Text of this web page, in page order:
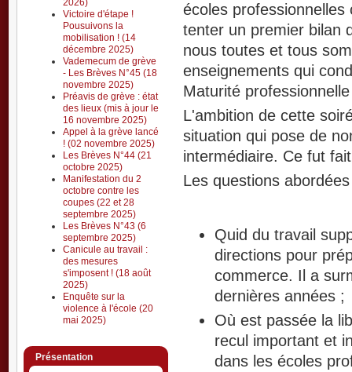
2026)
Victoire d'étape !
Pousuivons la
mobilisation ! (14
décembre 2025)
Vademecum de grève
- Les Brèves N°45 (18
novembre 2025)
Préavis de grève : état
des lieux (mis à jour le
16 novembre 2025)
Appel à la grève lancé
! (02 novembre 2025)
Les Brèves N°44 (21
octobre 2025)
Manifestation du 2
octobre contre les
coupes (22 et 28
septembre 2025)
Les Brèves N°43 (6
septembre 2025)
Canicule au travail :
des mesures
s'imposent ! (18 août
2025)
Enquête sur la
violence à l'école (20
mai 2025)
Présentation
écoles
tenter un premier bilan
nous toutes et tous
enseignements qui
Maturité
L'ambition de cette
situation qui pose de
intermédiaire. Ce fut
Les questions
Quid du travail
directions pour
commerce. Il a
dernières années ;
Où est passée la
recul important et
dans les écoles